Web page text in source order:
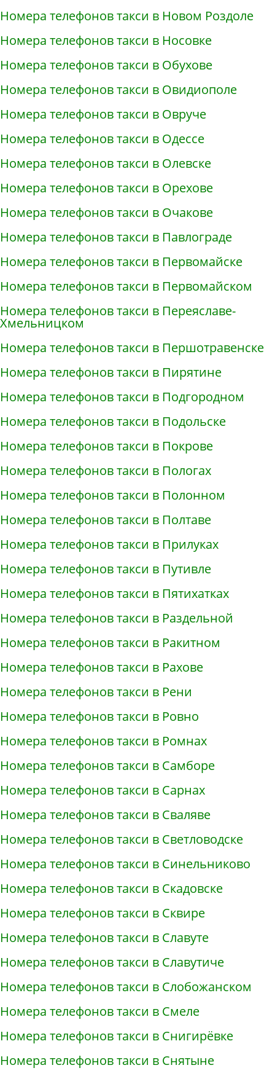
Номера телефонов такси в Новом Роздоле
Номера телефонов такси в Носовке
Номера телефонов такси в Обухове
Номера телефонов такси в Овидиополе
Номера телефонов такси в Овруче
Номера телефонов такси в Одессе
Номера телефонов такси в Олевске
Номера телефонов такси в Орехове
Номера телефонов такси в Очакове
Номера телефонов такси в Павлограде
Номера телефонов такси в Первомайске
Номера телефонов такси в Первомайском
Номера телефонов такси в Переяславе-
Хмельницком
Номера телефонов такси в Першотравенске
Номера телефонов такси в Пирятине
Номера телефонов такси в Подгородном
Номера телефонов такси в Подольске
Номера телефонов такси в Покрове
Номера телефонов такси в Пологах
Номера телефонов такси в Полонном
Номера телефонов такси в Полтаве
Номера телефонов такси в Прилуках
Номера телефонов такси в Путивле
Номера телефонов такси в Пятихатках
Номера телефонов такси в Раздельной
Номера телефонов такси в Ракитном
Номера телефонов такси в Рахове
Номера телефонов такси в Рени
Номера телефонов такси в Ровно
Номера телефонов такси в Ромнах
Номера телефонов такси в Самборе
Номера телефонов такси в Сарнах
Номера телефонов такси в Сваляве
Номера телефонов такси в Светловодске
Номера телефонов такси в Синельниково
Номера телефонов такси в Скадовске
Номера телефонов такси в Сквире
Номера телефонов такси в Славуте
Номера телефонов такси в Славутиче
Номера телефонов такси в Слобожанском
Номера телефонов такси в Смеле
Номера телефонов такси в Снигирёвке
Номера телефонов такси в Снятыне